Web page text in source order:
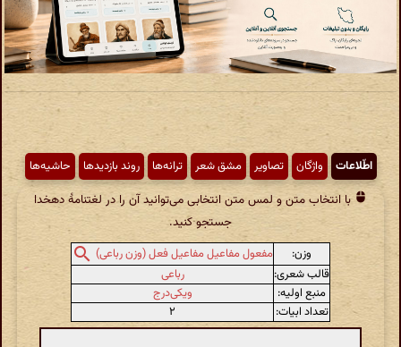
اطّلاعات واژگان تصاویر مشق شعر ترانه‌ها روند بازدیدها حاشیه‌ها
با انتخاب متن و لمس متن انتخابی می‌توانید آن را در لغتنامهٔ دهخدا
جستجو کنید.
وزن:
مفعول مفاعیل مفاعیل فعل (وزن رباعی)
قالب شعری:
رباعی
منبع اولیه:
ویکی‌درج
تعداد ابیات:
۲